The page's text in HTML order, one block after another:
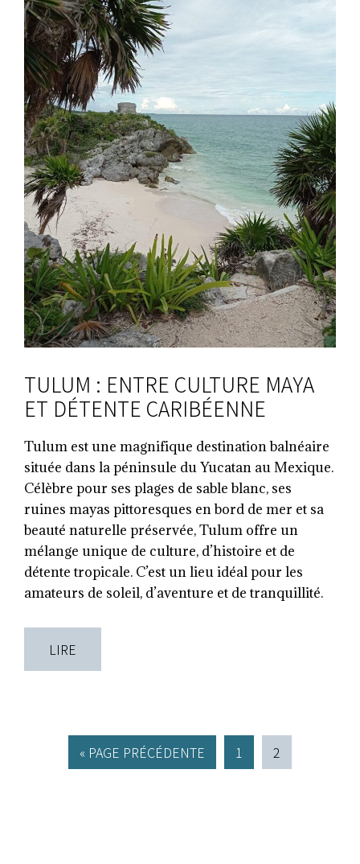
TULUM : ENTRE CULTURE MAYA
ET DÉTENTE CARIBÉENNE
Tulum est une magnifique destination balnéaire
située dans la péninsule du Yucatan au Mexique.
Célèbre pour ses plages de sable blanc, ses
ruines mayas pittoresques en bord de mer et sa
beauté naturelle préservée, Tulum offre un
mélange unique de culture, d’histoire et de
détente tropicale. C’est un lieu idéal pour les
amateurs de soleil, d’aventure et de tranquillité.
LIRE
« ALLER
À
PAGE PRÉCÉDENTE PAGE
1 PAGE
2